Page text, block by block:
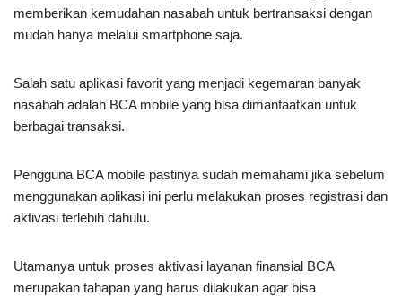
memberikan kemudahan nasabah untuk bertransaksi dengan
mudah hanya melalui smartphone saja.
Salah satu aplikasi favorit yang menjadi kegemaran banyak
nasabah adalah BCA mobile yang bisa dimanfaatkan untuk
berbagai transaksi.
Pengguna BCA mobile pastinya sudah memahami jika sebelum
menggunakan aplikasi ini perlu melakukan proses registrasi dan
aktivasi terlebih dahulu.
Utamanya untuk proses aktivasi layanan finansial BCA
merupakan tahapan yang harus dilakukan agar bisa